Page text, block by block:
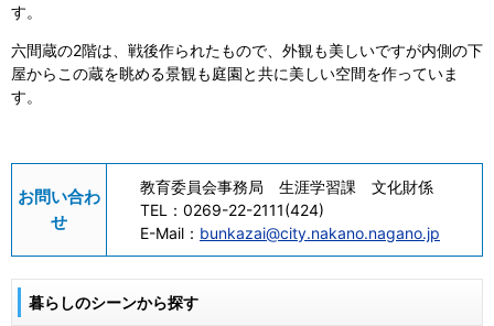
す。
六間蔵の2階は、戦後作られたもので、外観も美しいですが内側の下
屋からこの蔵を眺める景観も庭園と共に美しい空間を作っていま
す。
お問い合わ
せ
教育委員会事務局 生涯学習課 文化財係
TEL： 0269-22-2111(424)
E-Mail： bunkazai@city.nakano.nagano.jp
暮らしのシーンから探す